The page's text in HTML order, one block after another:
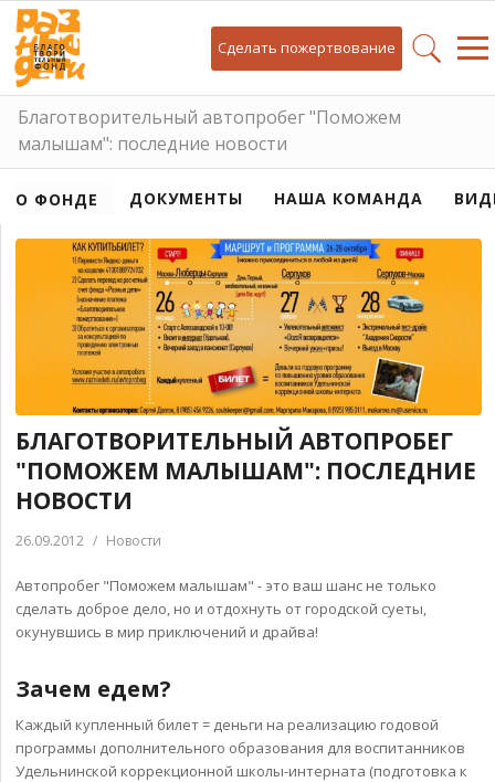
Сделать пожертвование
Благотворительный автопробег "Поможем
малышам": последние новости
О ФОНДЕ ДОКУМЕНТЫ НАША КОМАНДА
БЛАГОТВОРИТЕЛЬНЫЙ АВТОПРОБЕГ
"ПОМОЖЕМ МАЛЫШАМ": ПОСЛЕДНИЕ
НОВОСТИ
26.09.2012 / Новости
Автопробег "Поможем малышам" - это ваш шанс не только
сделать доброе дело, но и отдохнуть от городской суеты,
окунувшись в мир приключений и драйва!
Зачем едем?
Каждый купленный билет = деньги на реализацию годовой
программы дополнительного образования для воспитанников
Удельнинской коррекционной школы-интерната (подготовка к